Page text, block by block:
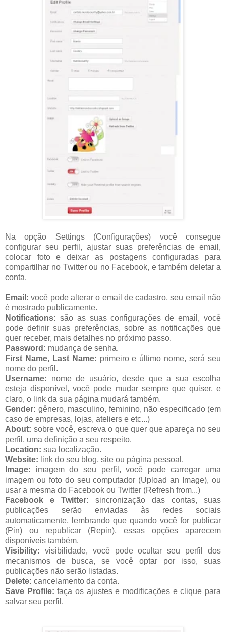
Na opção Settings (Configurações) você consegue
configurar seu perfil, ajustar suas preferências de email,
colocar foto e deixar as postagens configuradas para
compartilhar no Twitter ou no Facebook, e também deletar a
conta.
Email: você pode alterar o email de cadastro, seu email não
é mostrado publicamente.
Notifications: são as suas configurações de email, você
pode definir suas preferências, sobre as notificações que
quer receber, mais detalhes no próximo passo.
Password: mudança de senha.
First Name, Last Name: primeiro e último nome, será seu
nome do perfil.
Username: nome de usuário, desde que a sua escolha
esteja disponível, você pode mudar sempre que quiser, e
claro, o link da sua página mudará também.
Gender: gênero, masculino, feminino, não especificado (em
caso de empresas, lojas, ateliers e etc...)
About: sobre você, escreva o que quer que apareça no seu
perfil, uma definição a seu respeito.
Location: sua localização.
Website: link do seu blog, site ou página pessoal.
Image: imagem do seu perfil, você pode carregar uma
imagem ou foto do seu computador (Upload an Image), ou
usar a mesma do Facebook ou Twitter (Refresh from...)
Facebook e Twitter: sincronização das contas, suas
publicações serão enviadas às redes sociais
automaticamente, lembrando que quando você for publicar
(Pin) ou republicar (Repin), essas opções aparecem
disponíveis também.
Visibility: visibilidade, você pode ocultar seu perfil dos
mecanismos de busca, se você optar por isso, suas
publicações não serão listadas.
Delete: cancelamento da conta.
Save Profile: faça os ajustes e modificações e clique para
salvar seu perfil.